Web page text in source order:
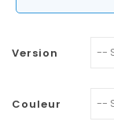
Version
Couleur